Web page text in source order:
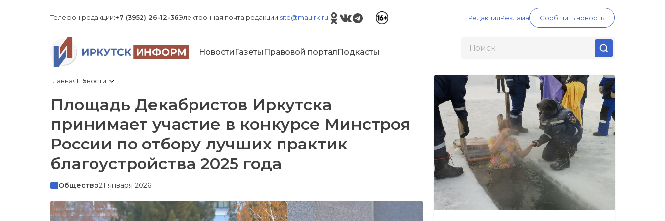
Телефон редакции:+7 (3952) 26-12-36Электронная почта редакции:site@mauirk.ru РедакцияРеклама Сообщить новость
Новости Газеты Правовой портал Подкасты
ГлавнаяНовости
Площадь Декабристов Иркутска
принимает участие в конкурсе Минстроя
России по отбору лучших практик
благоустройства 2025 года
Общество21 января 2026